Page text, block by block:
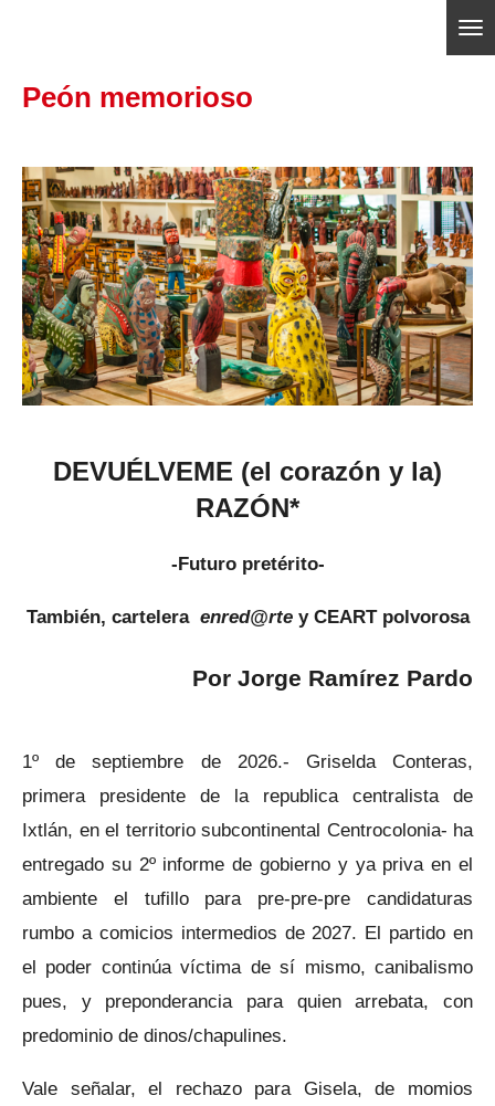
contenido
Peón memorioso
DEVUÉLVEME (el corazón y la)
RAZÓN*
-Futuro pretérito-
También, cartelera enred@rte y CEART polvorosa
Por Jorge Ramírez Pardo
1º de septiembre de 2026.- Griselda Conteras,
primera presidente de la republica centralista de
Ixtlán, en el territorio subcontinental Centrocolonia- ha
entregado su 2º informe de gobierno y ya priva en el
ambiente el tufillo para pre-pre-pre candidaturas
rumbo a comicios intermedios de 2027. El partido en
el poder continúa víctima de sí mismo, canibalismo
pues, y preponderancia para quien arrebata, con
predominio de dinos/chapulines.
Vale señalar, el rechazo para Gisela, de momios